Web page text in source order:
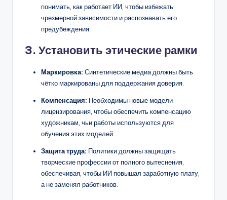
понимать, как работает ИИ, чтобы избежать
чрезмерной зависимости и распознавать его
предубеждения.
3. Установить этические рамки
Маркировка: Синтетические медиа должны быть
чётко маркированы для поддержания доверия.
Компенсация: Необходимы новые модели
лицензирования, чтобы обеспечить компенсацию
художникам, чьи работы используются для
обучения этих моделей.
Защита труда: Политики должны защищать
творческие профессии от полного вытеснения,
обеспечивая, чтобы ИИ повышал заработную плату,
а не заменял работников.